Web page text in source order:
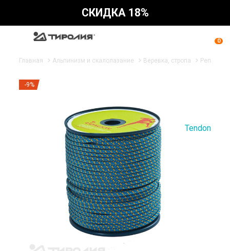
СКИДКА 18%
0
Главная Альпинизм и скалолазание Веревка, стропа Репшнур
-9%
Tendon